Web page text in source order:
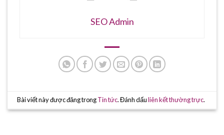
SEO Admin
Bài viết này được đăng trongTin tức. Đánh dấuliên kết thường trực.